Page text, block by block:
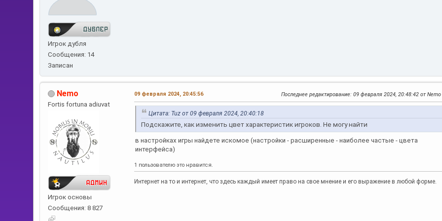
Игрок дубля
Сообщения: 14
Записан
Nemo
Fortis fortuna adiuvat
Игрок основы
Сообщения: 8 827
09 февраля 2024, 20:45:56 Последнее редактирование: 09 февраля 2024, 20:48:42 от Nemo
Цитата: Tuz от 09 февраля 2024, 20:40:18
Подскажите, как изменить цвет характеристик игроков. Не могу найти
в настройках игры найдете искомое (настройки - расширенные - наиболее частые - цвета
интерфейса)
1 пользователю это нравится.
Интернет на то и интернет, что здесь каждый имеет право на свое мнение и его выражение в любой форме.